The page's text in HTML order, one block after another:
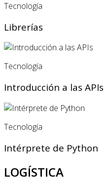
Tecnología
Librerías
Tecnología
Introducción a las APIs
Tecnología
Intérprete de Python
LOGÍSTICA